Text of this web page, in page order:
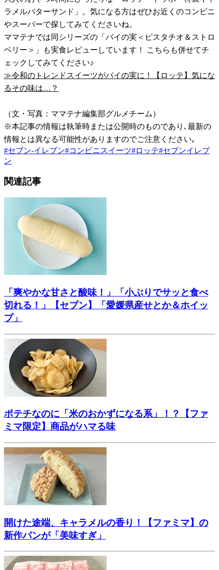
ラメルバターサンド」。気になる方はぜひお近くのコンビニ
やスーパーで探してみてくださいね。
ママテナでは同シリーズの「パイの実＜ピスタチオ＆ストロ
ベリー＞」も実食レビューしています！ こちらも併せてチ
ェックしてみてください♪
≫令和のトレンドスイーツがパイの実に！【ロッテ】気にな
るその味は…？
（文・写真：ママテナ編集部グルメチーム）
※本記事の情報は執筆時または公開時のものであり､最新の
情報とは異なる可能性がありますのでご注意ください｡
#セブン-イレブン#コンビニスイーツ#ロッテ#セブンイレブ
ン
関連記事
「爽やかな甘さと酸味！」「小ぶりでサッと食べ
切れる！」【セブン】「愛媛県産せとか＆ホイッ
プ」
ポテチなのに「米のおかずになる系」！？【ファ
ミマ限定】商品がハマる味
開けた途端、キャラメルの香り！【ファミマ】の
新作パンが「美味すぎ」